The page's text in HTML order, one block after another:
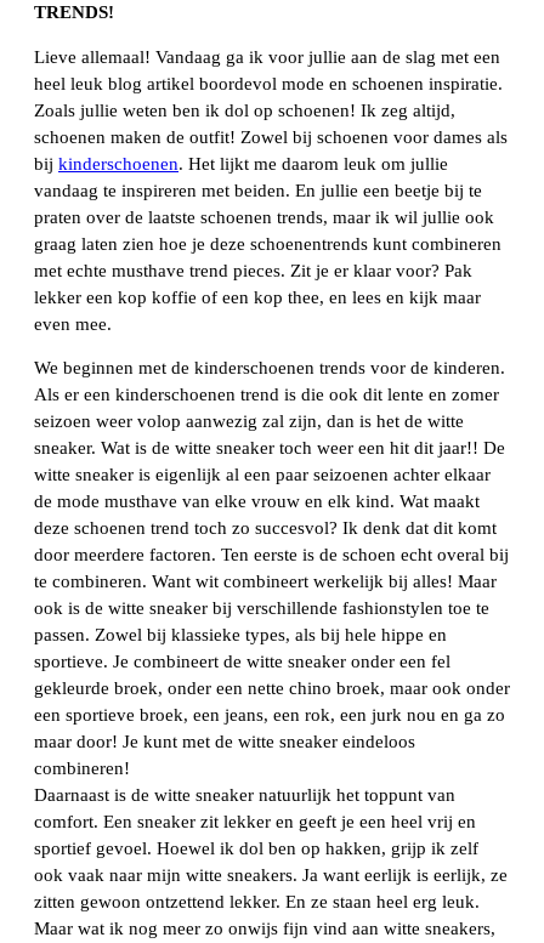
TRENDS!
Lieve allemaal! Vandaag ga ik voor jullie aan de slag met een
heel leuk blog artikel boordevol mode en schoenen inspiratie.
Zoals jullie weten ben ik dol op schoenen! Ik zeg altijd,
schoenen maken de outfit! Zowel bij schoenen voor dames als
bij kinderschoenen. Het lijkt me daarom leuk om jullie
vandaag te inspireren met beiden. En jullie een beetje bij te
praten over de laatste schoenen trends, maar ik wil jullie ook
graag laten zien hoe je deze schoenentrends kunt combineren
met echte musthave trend pieces. Zit je er klaar voor? Pak
lekker een kop koffie of een kop thee, en lees en kijk maar
even mee.
We beginnen met de kinderschoenen trends voor de kinderen.
Als er een kinderschoenen trend is die ook dit lente en zomer
seizoen weer volop aanwezig zal zijn, dan is het de witte
sneaker. Wat is de witte sneaker toch weer een hit dit jaar!! De
witte sneaker is eigenlijk al een paar seizoenen achter elkaar
de mode musthave van elke vrouw en elk kind. Wat maakt
deze schoenen trend toch zo succesvol? Ik denk dat dit komt
door meerdere factoren. Ten eerste is de schoen echt overal bij
te combineren. Want wit combineert werkelijk bij alles! Maar
ook is de witte sneaker bij verschillende fashionstylen toe te
passen. Zowel bij klassieke types, als bij hele hippe en
sportieve. Je combineert de witte sneaker onder een fel
gekleurde broek, onder een nette chino broek, maar ook onder
een sportieve broek, een jeans, een rok, een jurk nou en ga zo
maar door! Je kunt met de witte sneaker eindeloos
combineren!
Daarnaast is de witte sneaker natuurlijk het toppunt van
comfort. Een sneaker zit lekker en geeft je een heel vrij en
sportief gevoel. Hoewel ik dol ben op hakken, grijp ik zelf
ook vaak naar mijn witte sneakers. Ja want eerlijk is eerlijk, ze
zitten gewoon ontzettend lekker. En ze staan heel erg leuk.
Maar wat ik nog meer zo onwijs fijn vind aan witte sneakers,